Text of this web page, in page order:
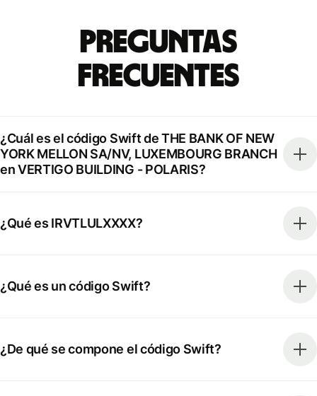
Preguntas
Frecuentes
¿Cuál es el código Swift de THE BANK OF NEW
YORK MELLON SA/NV, LUXEMBOURG BRANCH
en VERTIGO BUILDING - POLARIS?
¿Qué es IRVTLULXXXX?
¿Qué es un código Swift?
¿De qué se compone el código Swift?